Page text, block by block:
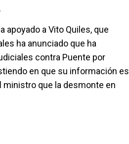
apoyado a Vito Quiles, que
ha anunciado que ha
contra Puente por
en que su información es
ministro que la desmonte en